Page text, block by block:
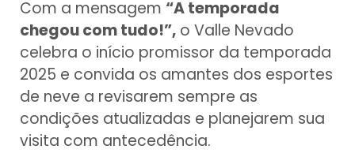
Com a mensagem “A temporada
chegou com tudo!”, o Valle Nevado
celebra o início promissor da temporada
2025 e convida os amantes dos esportes
de neve a revisarem sempre as
condições atualizadas e planejarem sua
visita com antecedência.